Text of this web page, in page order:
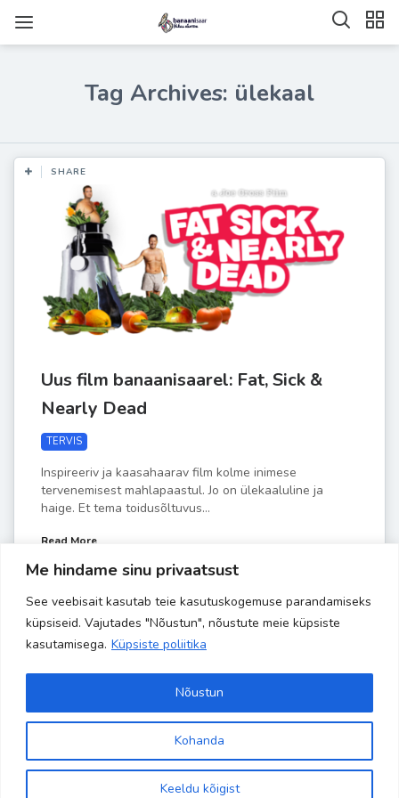
Me hindame sinu privaatsust
See veebisait kasutab teie kasutuskogemuse parandamiseks
küpsiseid. Vajutades "Nõustun", nõustute meie küpsiste
kasutamisega. Küpsiste poliitika
Kohanda
Keeldu kõigist
Nõustun
Tag Archives: ülekaal
SHARE
Uus film banaanisaarel: Fat, Sick &
Nearly Dead
TERVIS
Inspireeriv ja kaasahaarav film kolme inimese
tervenemisest mahlapaastul. Jo on ülekaaluline ja
haige. Et tema toidusõltuvus...
Read More
MAI 5 byLiisa-Indra
Copyright 2024 Banaanisaar | All Rights Reserved | Powered by
Site is using a trial version of the theme. Please enter your
purchase code in theme settings to activate it or